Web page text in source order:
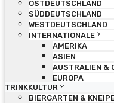
OSTDEUTSCHLAND
SÜDDEUTSCHLAND
WESTDEUTSCHLAND
INTERNATIONALE
AMERIKA
ASIEN
AUSTRALIEN &
EUROPA
TRINKKULTUR
BIERGARTEN &